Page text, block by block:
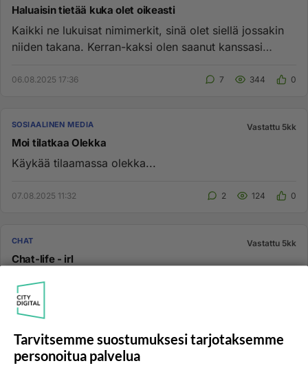
Haluaisin tietää kuka olet oikeasti
Kaikki ne lukuisat nimimerkit, sinä olet siellä jossakin
niiden takana. Kerran-kaksi olen saanut kanssasi
06.08.2025 17:36 7 344 0
SOSIAALINEN MEDIA Vastattu 5kk
Moi tilatkaa Olekka
Käykää tilaamassa olekka...
07.08.2025 11:32 2 124 0
CHAT Vastattu 5kk
Chat-life - irl
Nykyään some on melko tavallista elämää. Tavallisen
elämän tavallisia ilmiöitä. Eiks? Semitä sätissä saamme
lukea ei ...
Tarvitsemme suostumuksesi tarjotaksemme
personoitua palvelua